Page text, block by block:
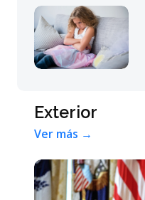
Exterior
Ver más →